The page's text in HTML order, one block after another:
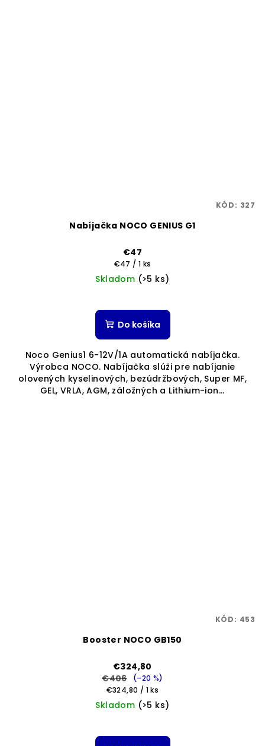
Nabíjačka NOCO GENIUS G1
€47
Jednotková
cena:
€47 / 1 ks
Skladom (>5 ks)
hodnotenie
produktu
z
5
hviezdičiek.
Do košíka
Noco Genius1 6-12V/1A automatická nabíjačka.
Výrobca NOCO. Nabíjačka slúži pre nabíjanie
olovených kyselinových, bezúdržbových, Super MF,
GEL, VRLA, AGM, záložných a Lithium-ion...
KÓD: 327
Booster NOCO GB150
€324,80
€406
(–20 %)
Jednotková
cena:
€324,80 / 1 ks
Skladom (>5 ks)
hodnotenie
KÓD: 453